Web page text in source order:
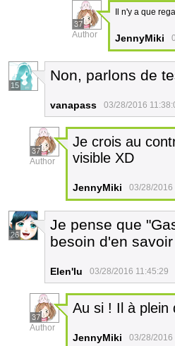
37
Author
Il n'y a que
JennyMiki
15
Non, parlons de
vanapass 03/28/2016
37
Author
Je crois au
visible XD
JennyMiki 03/28/2016
26
Je pense que
besoin d'en
Elen'lu 03/28/2016 11:45:29
37
Author
Au si ! Il à plein
JennyMiki 03/28/2016